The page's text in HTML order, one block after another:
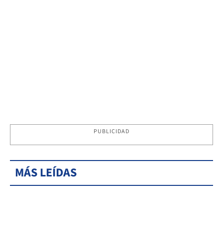
PUBLICIDAD
MÁS LEÍDAS